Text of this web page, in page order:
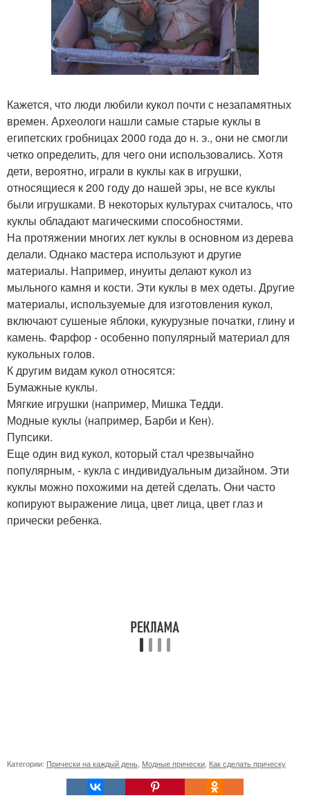
Кажется, что люди любили кукол почти с незапамятных
времен. Археологи нашли самые старые куклы в
египетских гробницах 2000 года до н. э., они не смогли
четко определить, для чего они использовались. Хотя
дети, вероятно, играли в куклы как в игрушки,
относящиеся к 200 году до нашей эры, не все куклы
были игрушками. В некоторых культурах считалось, что
куклы обладают магическими способностями.
На протяжении многих лет куклы в основном из дерева
делали. Однако мастера используют и другие
материалы. Например, инуиты делают кукол из
мыльного камня и кости. Эти куклы в мех одеты. Другие
материалы, используемые для изготовления кукол,
включают сушеные яблоки, кукурузные початки, глину и
камень. Фарфор - особенно популярный материал для
кукольных голов.
К другим видам кукол относятся:
Бумажные куклы.
Мягкие игрушки (например, Мишка Тедди.
Модные куклы (например, Барби и Кен).
Пупсики.
Еще один вид кукол, который стал чрезвычайно
популярным, - кукла с индивидуальным дизайном. Эти
куклы можно похожими на детей сделать. Они часто
копируют выражение лица, цвет лица, цвет глаз и
прически ребенка.
Категории: Прически на каждый день Модные прически Как сделать прическу